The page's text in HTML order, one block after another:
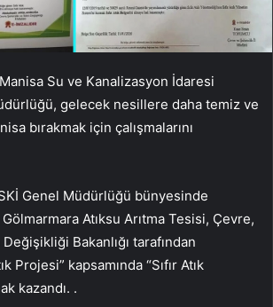
Manisa Su ve Kanalizasyon İdaresi
gelecek nesillere daha temiz ve
bırakmak için çalışmalarını
Genel Müdürlüğü bünyesinde
Atıksu Arıtma Tesisi, Çevre,
Bakanlığı tarafından
Projesi” kapsamında “Sıfır Atık
kazandı. .